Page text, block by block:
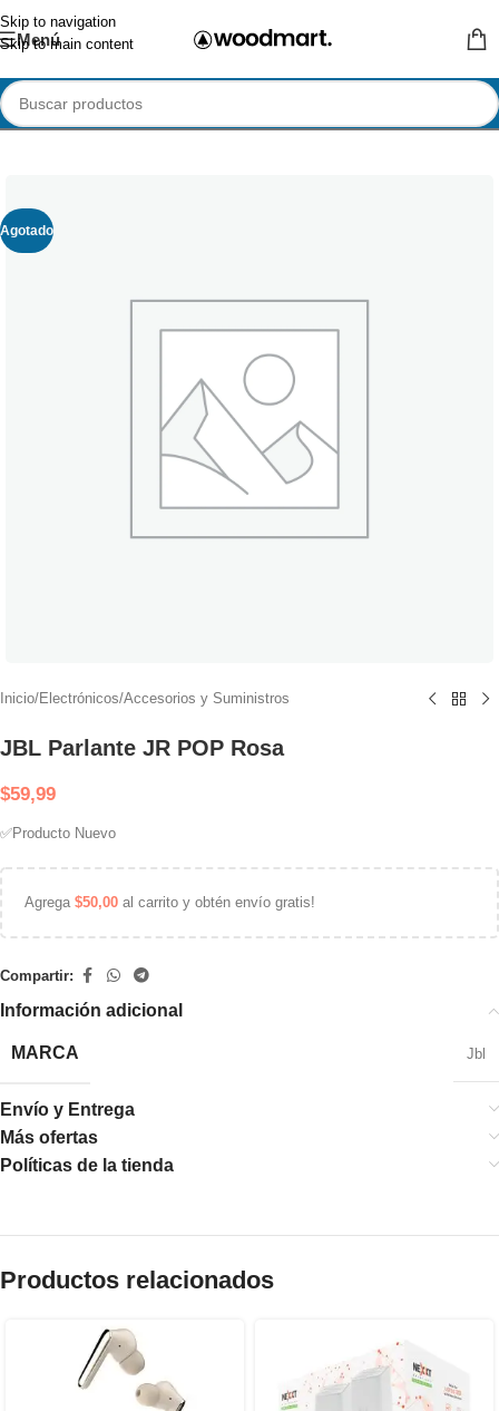
Skip to navigation
Skip to main content
Menú
Agotado
Inicio/Electrónicos/Accesorios y Suministros
JBL Parlante JR POP Rosa
$59,99
✅Producto Nuevo
Agrega $50,00 al carrito y obtén envío gratis!
Compartir:
Información adicional
MARCA Jbl
Envío y Entrega
Más ofertas
Políticas de la tienda
Productos relacionados